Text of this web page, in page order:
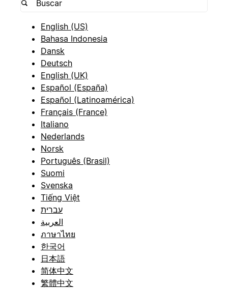
English (US)
Bahasa Indonesia
Dansk
Deutsch
English (UK)
Español (España)
Español (Latinoamérica)
Français (France)
Italiano
Nederlands
Norsk
Português (Brasil)
Suomi
Svenska
Tiếng Việt
עברית
العربية
ภาษาไทย
한국어
日本語
简体中文
繁體中文